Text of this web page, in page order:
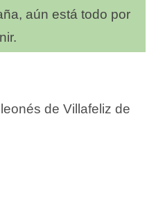
aún está todo por
de Villafeliz de